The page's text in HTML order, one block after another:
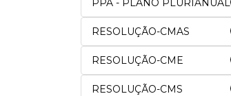
PPA - PLANO PLURIANUAL
RESOLUÇÃO-CMAS
RESOLUÇÃO-CME
RESOLUÇÃO-CMS